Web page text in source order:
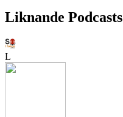
Liknande Podcasts
L